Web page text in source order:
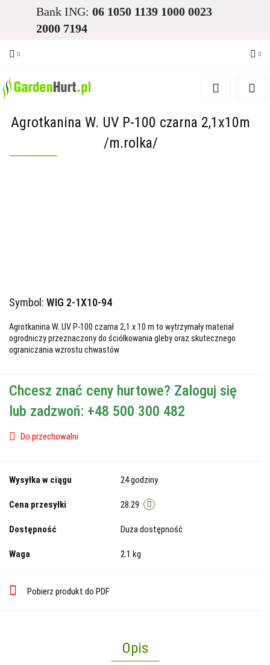
Bank ING: 06 1050 1139 1000 0023
2000 7194
Zaloguj się
Dodaj zgłoszenie
Agrotkanina W. UV P-100 czarna 2,1x10m
/m.rolka/
Symbol: WIG 2-1X10-94
Agrotkanina W. UV P-100 czarna 2,1 x 10 m to wytrzymały materiał
ogrodniczy przeznaczony do ściółkowania gleby oraz skutecznego
ograniczania wzrostu chwastów
Chcesz znać ceny hurtowe? Zaloguj się
lub zadzwoń: +48 500 300 482
Do przechowalni
Wysyłka w ciągu 24 godziny
Cena przesyłki 28.29
Dostępność Duża dostępność
Waga 2.1 kg
Pobierz produkt do PDF
Opis